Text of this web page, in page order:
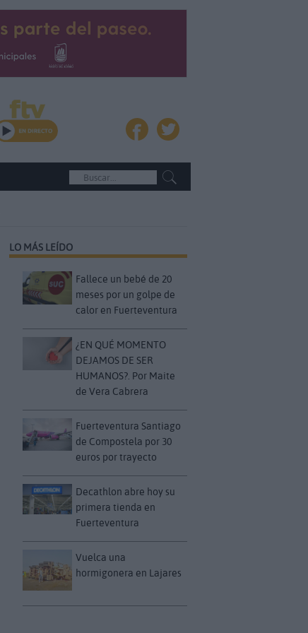
LO MÁS LEÍDO
Fallece un bebé de 20
meses por un golpe de
calor en Fuerteventura
¿EN QUÉ MOMENTO
DEJAMOS DE SER
HUMANOS?. Por Maite
de Vera Cabrera
Fuerteventura Santiago
de Compostela por 30
euros por trayecto
Decathlon abre hoy su
primera tienda en
Fuerteventura
Vuelca una
hormigonera en Lajares